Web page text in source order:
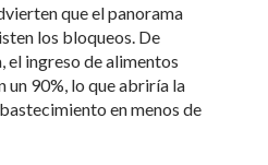
que el panorama
los bloqueos. De
el ingreso de alimentos
un 90%, lo que abriría la
en menos de